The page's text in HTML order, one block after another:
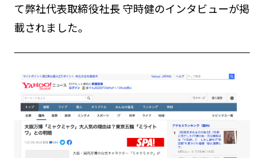
て弊社代表取締役社長 守時健のインタビューが掲
載されました。